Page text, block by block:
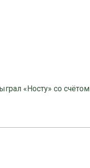
«Носту» со счётом